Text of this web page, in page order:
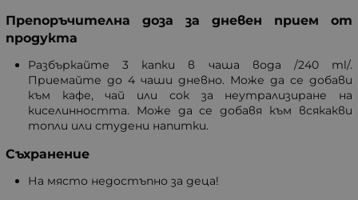
Препоръчителна доза за дневен прием от
продукта
Разбъркайте 3 капки в чаша вода /240 ml/.
Приемайте до 4 чаши дневно. Може да се добави
към кафе, чай или сок за неутрализиране на
киселинността. Може да се добавя към всякакви
топли или студени напитки.
Съхранение
На място недостъпно за деца!